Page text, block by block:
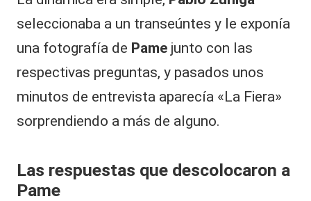
seleccionaba a un transeúntes y le exponía
una fotografía de Pame junto con las
respectivas preguntas, y pasados unos
minutos de entrevista aparecía «La Fiera»
sorprendiendo a más de alguno.
Las respuestas que descolocaron a
Pame